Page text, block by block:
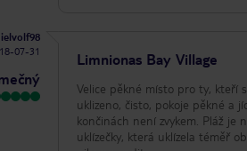
07-31
Limnionas Bay Village
Velice pěkné místo pro ty, kteří
uklizeno, čisto, pokoje pěkné a
končinách není zvykem. Pláž
uklízečky, která uklízela téměř